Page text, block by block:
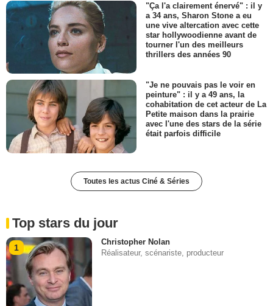
"Ça l'a clairement énervé" : il y
a 34 ans, Sharon Stone a eu
une vive altercation avec cette
star hollywoodienne avant de
tourner l'un des meilleurs
thrillers des années 90
"Je ne pouvais pas le voir en
peinture" : il y a 49 ans, la
cohabitation de cet acteur de La
Petite maison dans la prairie
avec l'une des stars de la série
était parfois difficile
Toutes les actus Ciné & Séries
Top stars du jour
1
Christopher Nolan
Réalisateur, scénariste, producteur